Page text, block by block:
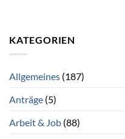
KATEGORIEN
Allgemeines (187)
Anträge (5)
Arbeit & Job (88)